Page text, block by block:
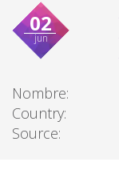
02
jun
Nombre:
Country:
Source: